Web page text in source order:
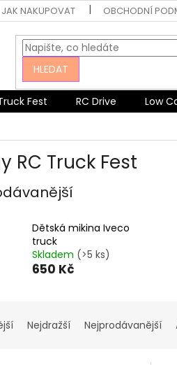
JAK NAKUPOVAT OBCHODNÍ
HLEDAT
Fest RC Drive Low
RC Truck Fest
Dětská mikina Iveco
truck
Skladem (>5 ks)
650 Kč
Nejdražší Nejprodávanější